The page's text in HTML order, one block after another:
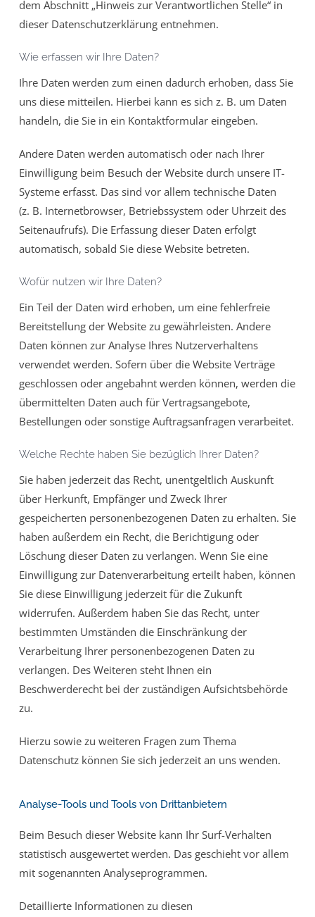
dem Abschnitt „Hinweis zur Verantwortlichen Stelle“ in
dieser Datenschutzerklärung entnehmen.
Wie erfassen wir Ihre Daten?
Ihre Daten werden zum einen dadurch erhoben, dass Sie
uns diese mitteilen. Hierbei kann es sich z. B. um Daten
handeln, die Sie in ein Kontaktformular eingeben.
Andere Daten werden automatisch oder nach Ihrer
Einwilligung beim Besuch der Website durch unsere IT-
Systeme erfasst. Das sind vor allem technische Daten
(z. B. Internetbrowser, Betriebssystem oder Uhrzeit des
Seitenaufrufs). Die Erfassung dieser Daten erfolgt
automatisch, sobald Sie diese Website betreten.
Wofür nutzen wir Ihre Daten?
Ein Teil der Daten wird erhoben, um eine fehlerfreie
Bereitstellung der Website zu gewährleisten. Andere
Daten können zur Analyse Ihres Nutzerverhaltens
verwendet werden. Sofern über die Website Verträge
geschlossen oder angebahnt werden können, werden die
übermittelten Daten auch für Vertragsangebote,
Bestellungen oder sonstige Auftragsanfragen verarbeitet.
Welche Rechte haben Sie bezüglich Ihrer Daten?
Sie haben jederzeit das Recht, unentgeltlich Auskunft
über Herkunft, Empfänger und Zweck Ihrer
gespeicherten personenbezogenen Daten zu erhalten. Sie
haben außerdem ein Recht, die Berichtigung oder
Löschung dieser Daten zu verlangen. Wenn Sie eine
Einwilligung zur Datenverarbeitung erteilt haben, können
Sie diese Einwilligung jederzeit für die Zukunft
widerrufen. Außerdem haben Sie das Recht, unter
bestimmten Umständen die Einschränkung der
Verarbeitung Ihrer personenbezogenen Daten zu
verlangen. Des Weiteren steht Ihnen ein
Beschwerderecht bei der zuständigen Aufsichtsbehörde
zu.
Hierzu sowie zu weiteren Fragen zum Thema
Datenschutz können Sie sich jederzeit an uns wenden.
Analyse-Tools und Tools von Dritt­anbietern
Beim Besuch dieser Website kann Ihr Surf-Verhalten
statistisch ausgewertet werden. Das geschieht vor allem
mit sogenannten Analyseprogrammen.
Detaillierte Informationen zu diesen